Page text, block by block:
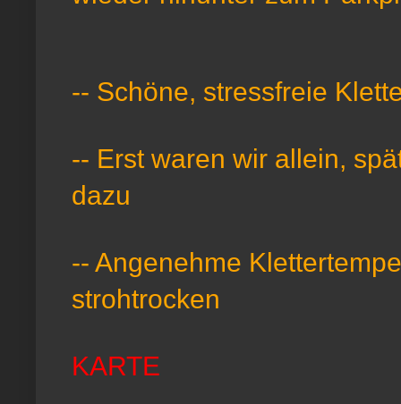
-- Schöne, stressfreie
-- Erst waren wir allein,
dazu
-- Angenehme
strohtrocken
KARTE